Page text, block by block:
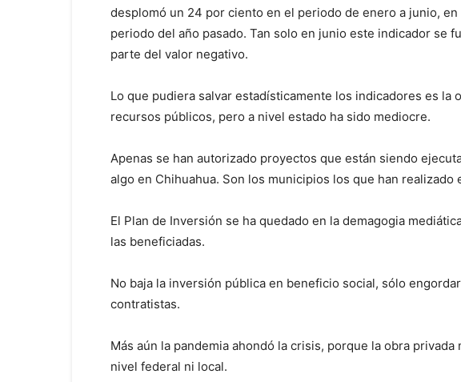
desplomó un 24 por ciento en el periodo de enero a junio,
periodo del año pasado. Tan solo en junio este indicador se
parte del valor negativo.
Lo que pudiera salvar estadísticamente los indicadores es la
recursos públicos, pero a nivel estado ha sido mediocre.
Apenas se han autorizado proyectos que están siendo
algo en Chihuahua. Son los municipios los que han realizado
El Plan de Inversión se ha quedado en la demagogia
las beneficiadas.
No baja la inversión pública en beneficio social, sólo
contratistas.
Más aún la pandemia ahondó la crisis, porque la obra
nivel federal ni local.